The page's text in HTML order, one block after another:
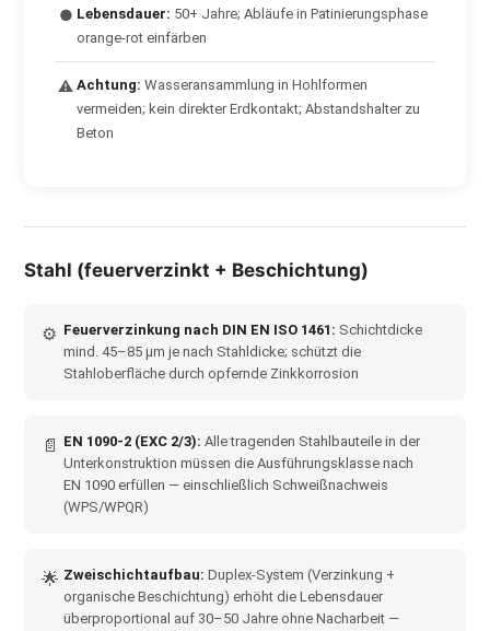
● Lebensdauer: 50+ Jahre; Abläufe in Patinierungsphase
orange-rot einfärben
⚠ Achtung: Wasseransammlung in Hohlformen
vermeiden; kein direkter Erdkontakt; Abstandshalter zu
Beton
Stahl (feuerverzinkt + Beschichtung)
⚙ Feuerverzinkung nach DIN EN ISO 1461: Schichtdicke
mind. 45–85 µm je nach Stahldicke; schützt die
Stahloberfläche durch opfernde Zinkkorrosion
📄 EN 1090-2 (EXC 2/3): Alle tragenden Stahlbauteile in der
Unterkonstruktion müssen die Ausführungsklasse nach
EN 1090 erfüllen — einschließlich Schweißnachweis
(WPS/WPQR)
🌟 Zweischichtaufbau: Duplex-System (Verzinkung +
organische Beschichtung) erhöht die Lebensdauer
überproportional auf 30–50 Jahre ohne Nacharbeit —